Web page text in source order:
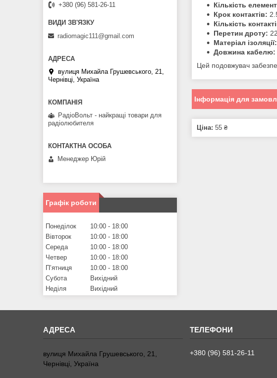
Кількість
Крок контактів:
Кількість
Перетин дроту:
Матеріал ізоляції:
Довжина кабелю:
Цей подовжувач
Інформація для
Ціна: 55 ₴
+380 (96) 581-26-11
radiomagic111@gmail.com
вулиця Михайла Грушевського, 21,
Чернівці, Україна
РадіоВольт - найкращі товари для
радіолюбителя
Менеджер Юрій
Графік роботи
Понеділок 10:00
18:00
Вівторок
10:00
18:00
Середа
10:00
18:00
Четвер
10:00
18:00
Пʼятниця
10:00
18:00
Субота
Вихідний
Неділя
Вихідний
вулиця Михайла Грушевського, 21,
Чернівці, Україна
+380 (96) 581-26-11